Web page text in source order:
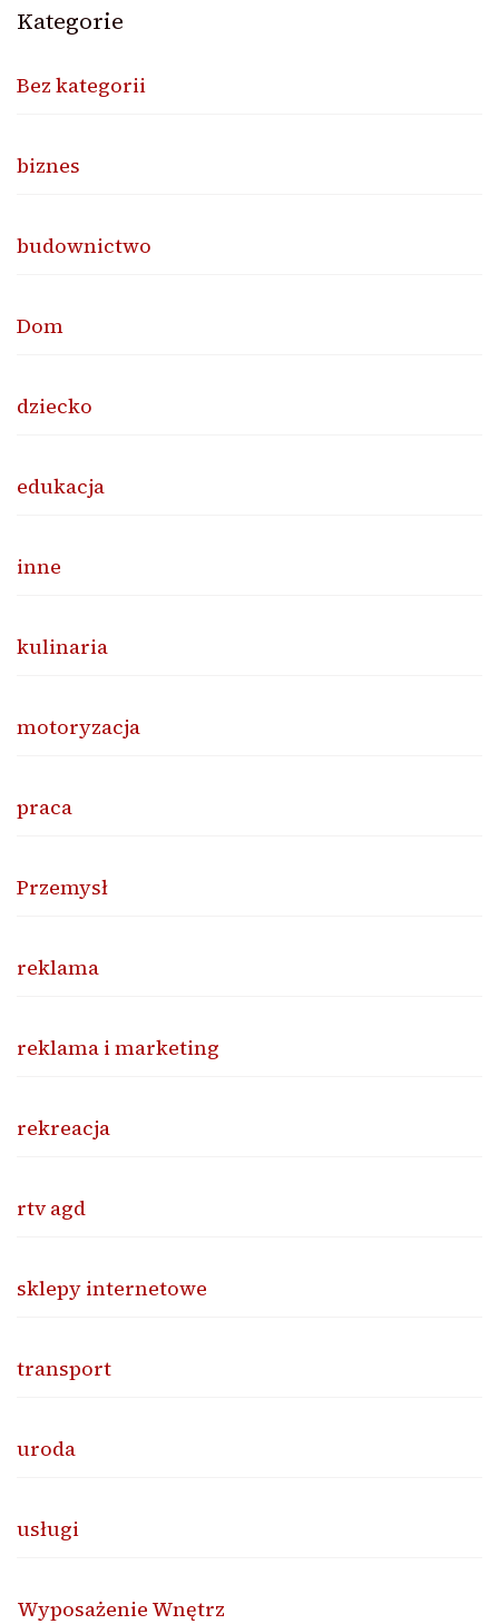
Kategorie
Bez kategorii
biznes
budownictwo
Dom
dziecko
edukacja
inne
kulinaria
motoryzacja
praca
Przemysł
reklama
reklama i marketing
rekreacja
rtv agd
sklepy internetowe
transport
uroda
usługi
Wyposażenie Wnętrz